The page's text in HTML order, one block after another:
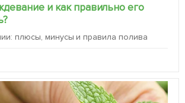
и как правильно его
плюсы, минусы и правила полива